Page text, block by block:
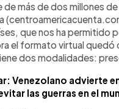
de más de dos millones
que nos ha permitido
el formato virtual
dos modalidades:
Venezolano advierte
las guerras en el